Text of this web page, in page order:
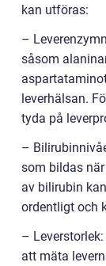
kan utföras:
–
såsom
leverhälsan.
tyda på
–
som bildas
av bilirubin
ordentligt och
–
att mäta